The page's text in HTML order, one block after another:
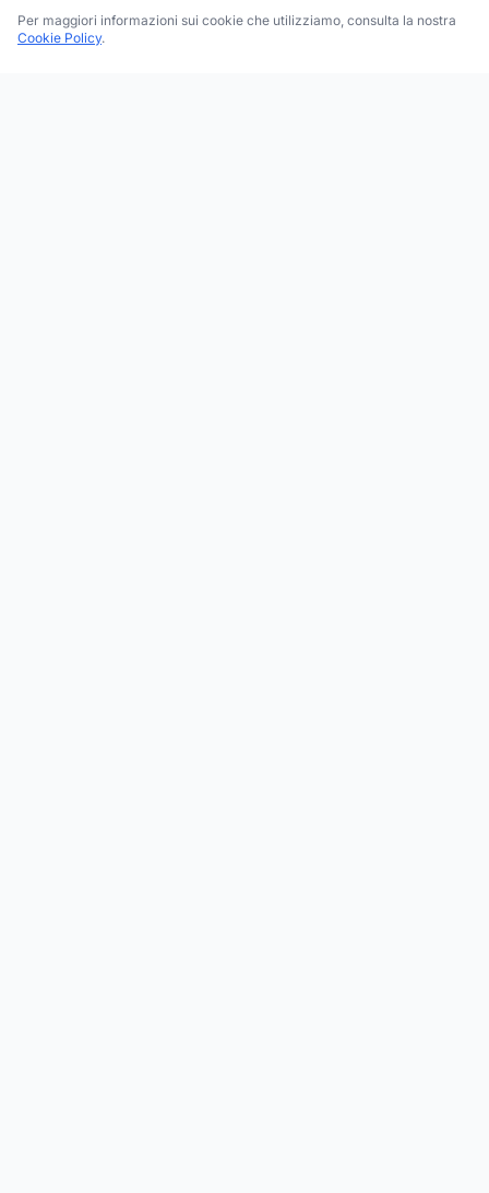
Per maggiori informazioni sui cookie che utilizziamo, consulta la nostra
Cookie Policy.